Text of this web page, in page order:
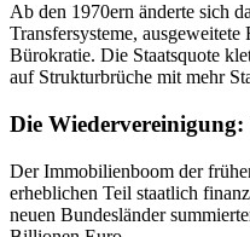
Ab den 1970ern änderte sich
Transfersysteme, ausgeweitete
Bürokratie. Die Staatsquote
auf Strukturbrüche mit mehr
Die
Der Immobilienboom der
erheblichen Teil staatlich
neuen Bundesländer